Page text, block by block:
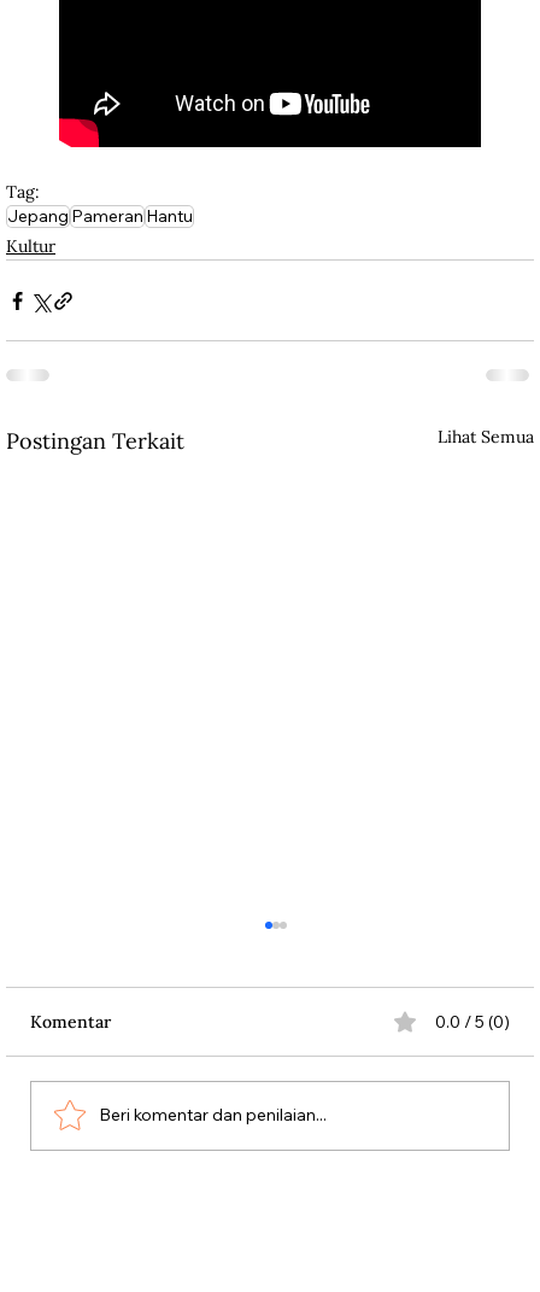
Tag:
Jepang Pameran Hantu
Kultur
Postingan Terkait Lihat Semua
Misteri Gunung Kawi
Komentar 0.0 / 5 (0)
Beri komentar dan penilaian...